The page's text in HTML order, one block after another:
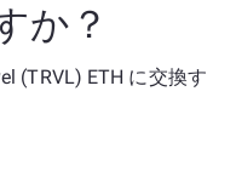
か？
(TRVL) ETH に交換す